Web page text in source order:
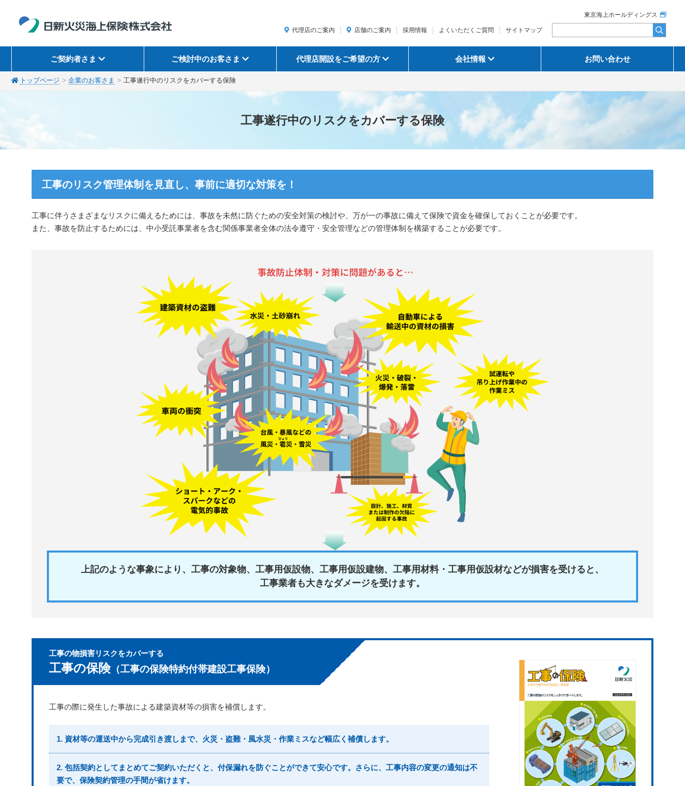
東京海上ホールディングス
代理店のご案内 店舗のご案内 採用情報 よくいただくご質問 サイトマップ
ご契約者さま ご検討中のお客さま 代理店開設をご希望の方 会社情報 お問い合わせ
トップページ 企業のお客さま 工事遂行中のリスクをカバーする保険
工事遂行中のリスクをカバーする保険
工事のリスク管理体制を見直し、事前に適切な対策を！
工事に伴うさまざまなリスクに備えるためには、事故を未然に防ぐための安全対策の検討や、万が一の事故に備えて保険で資金を確保しておくことが必要です。
また、事故を防止するためには、中小受託事業者を含む関係事業者全体の法令遵守・安全管理などの管理体制を構築することが必要です。
上記のような事象により、工事の対象物、工事用仮設物、工事用仮設建物、工事用材料・工事用仮設材などが損害を受けると、
工事業者も大きなダメージを受けます。
工事の物損害リスクをカバーする
工事の保険（工事の保険特約付帯建設工事保険）
工事の際に発生した事故による建築資材等の損害を補償します。
1. 資材等の運送中から完成引き渡しまで、火災・盗難・風水災・作業ミスなど幅広く補償します。
2. 包括契約としてまとめてご契約いただくと、付保漏れを防ぐことができて安心です。さらに、工事内容の変更の通知は不
要で、保険契約管理の手間が省けます。